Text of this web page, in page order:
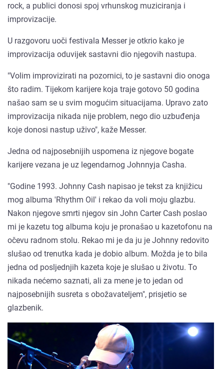
rock, a publici donosi spoj vrhunskog muziciranja i
improvizacije.
U razgovoru uoči festivala Messer je otkrio kako je
improvizacija oduvijek sastavni dio njegovih nastupa.
"Volim improvizirati na pozornici, to je sastavni dio onoga
što radim. Tijekom karijere koja traje gotovo 50 godina
našao sam se u svim mogućim situacijama. Upravo zato
improvizacija nikada nije problem, nego dio uzbuđenja
koje donosi nastup uživo", kaže Messer.
Jedna od najposebnijih uspomena iz njegove bogate
karijere vezana je uz legendarnog Johnnyja Casha.
"Godine 1993. Johnny Cash napisao je tekst za knjižicu
mog albuma 'Rhythm Oil' i rekao da voli moju glazbu.
Nakon njegove smrti njegov sin John Carter Cash poslao
mi je kazetu tog albuma koju je pronašao u kazetofonu na
očevu radnom stolu. Rekao mi je da ju je Johnny redovito
slušao od trenutka kada je dobio album. Možda je to bila
jedna od posljednjih kazeta koje je slušao u životu. To
nikada nećemo saznati, ali za mene je to jedan od
najposebnijih susreta s obožavateljem", prisjetio se
glazbenik.